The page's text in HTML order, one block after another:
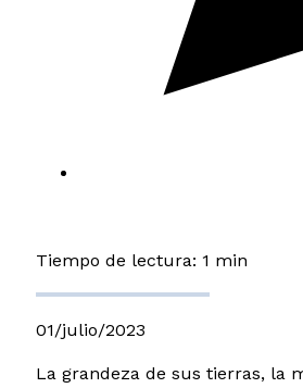
Tiempo de lectura: 1 min
01/julio/2023
La grandeza de sus tierras, la